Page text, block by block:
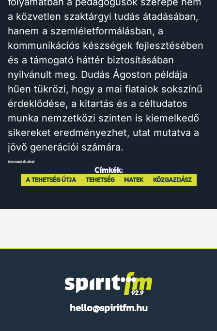
a közvetlen szaktárgyi tudás átadásában,
hanem a szemléletformálásban, a
kommunikációs készségek fejlesztésében
és a támogató háttér biztosításában
nyilvánult meg. Dudás Ágoston példája
hűen tükrözi, hogy a mai fiatalok sokszínű
érdeklődése, a kitartás és a céltudatos
munka nemzetközi szinten is kiemelkedő
sikereket eredményezhet, utat mutatva a
jövő generációi számára.
BannerAdLabel
Címkék:
A TEHETSÉG ÚTJA TEHETSÉG MATEK KÖZGAZDÁSZ
hello@spiritfm.hu
FM